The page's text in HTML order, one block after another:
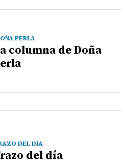
PERLA
columna de Doña
DEL DÍA
del día